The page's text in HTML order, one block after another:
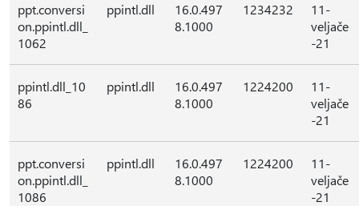
ppt.conversi
on.ppintl.dll_
1062
ppintl.dll
16.0.497
8.1000
1234232
11-
veljače
-21
ppintl.dll_10
86
ppintl.dll
16.0.497
8.1000
1224200
11-
veljače
-21
ppt.conversi
on.ppintl.dll_
1086
ppintl.dll
16.0.497
8.1000
1224200
11-
veljače
-21